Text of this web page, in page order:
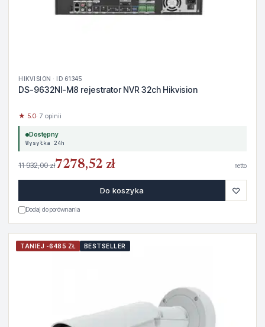
HIKVISION · ID 61345
DS-9632NI-M8 rejestrator NVR 32ch Hikvision
★ 5.0· 7 opinii
Dostępny
Wysyłka 24h
11 932,00 zł7278,52 zł netto
Do koszyka ♡
Dodaj do porównania
TANIEJ -6485 ZŁ BESTSELLER